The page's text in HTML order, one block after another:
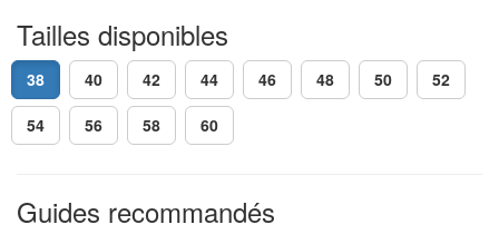
Tailles disponibles
38 40 42 44 46 48 50 52
54 56 58 60
Guides recommandés